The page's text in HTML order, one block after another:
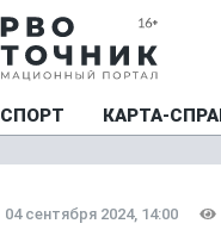
СПОРТ КАРТА-
04 сентября 2024, 14:00